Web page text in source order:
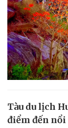
Tàu du lịch
điểm đến